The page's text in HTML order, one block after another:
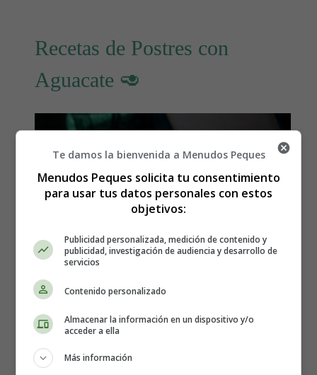
Recetas de Postres con
Aguacate 🥑
Te damos la bienvenida a Menudos Peques
Menudos Peques solicita tu consentimiento
para usar tus datos personales con estos
objetivos:
Publicidad personalizada, medición de contenido y
publicidad, investigación de audiencia y desarrollo de
servicios
Contenido personalizado
Almacenar la información en un dispositivo y/o
acceder a ella
Más información